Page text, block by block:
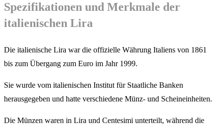
Spezifikationen und Merkmale der
italienischen Lira
Die italienische Lira war die offizielle Währung Italiens von 1861
bis zum Übergang zum Euro im Jahr 1999.
Sie wurde vom italienischen Institut für Staatliche Banken
herausgegeben und hatte verschiedene Münz- und Scheineinheiten.
Die Münzen waren in Lira und Centesimi unterteilt, während die